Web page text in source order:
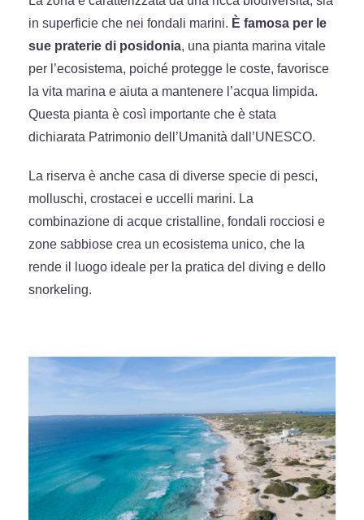
in superficie che nei fondali marini. È famosa per le
sue praterie di posidonia, una pianta marina vitale
per l’ecosistema, poiché protegge le coste, favorisce
la vita marina e aiuta a mantenere l’acqua limpida.
Questa pianta è così importante che è stata
dichiarata Patrimonio dell’Umanità dall’UNESCO.
La riserva è anche casa di diverse specie di pesci,
molluschi, crostacei e uccelli marini. La
combinazione di acque cristalline, fondali rocciosi e
zone sabbiose crea un ecosistema unico, che la
rende il luogo ideale per la pratica del diving e dello
snorkeling.